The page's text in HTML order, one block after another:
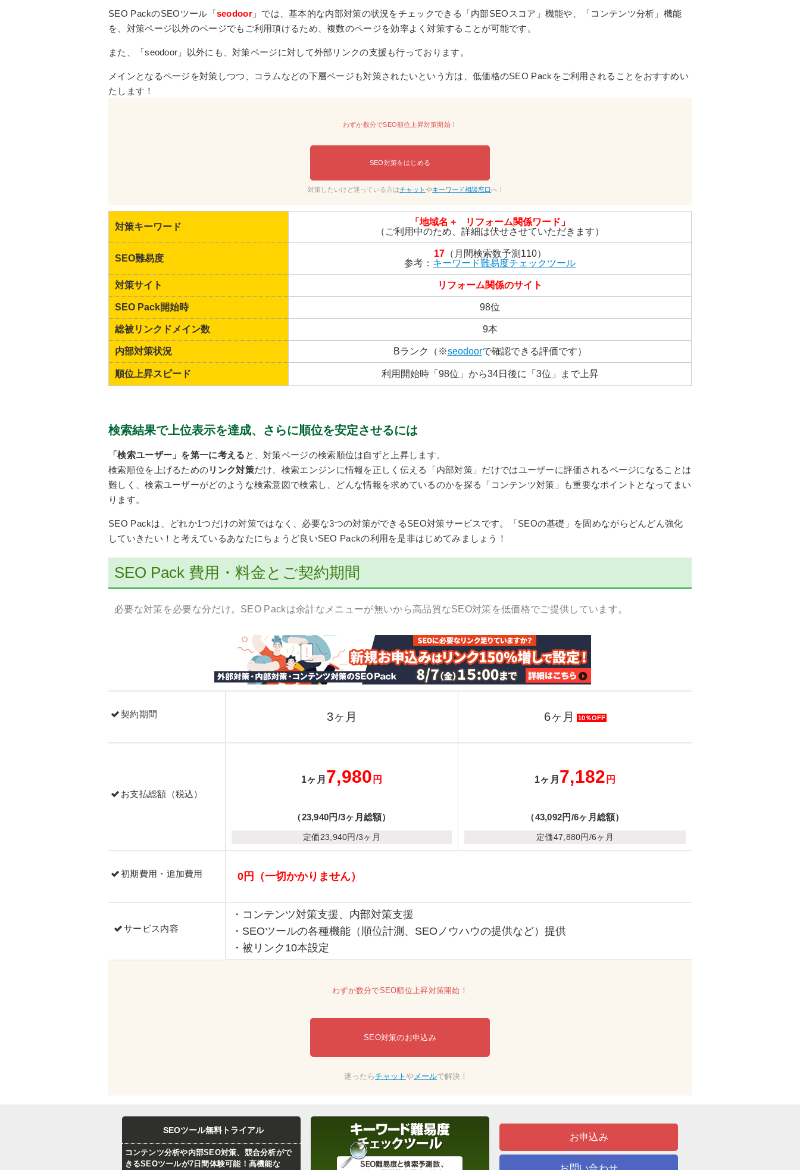
SEO PackのSEOツール「seodoor」では、基本的な内部対策の状況をチェックできる「内部SEOスコア」機能や、「コンテンツ分析」機能
を、対策ページ以外のページでもご利用頂けるため、複数のページを効率よく対策することが可能です。
また、「seodoor」以外にも、対策ページに対して外部リンクの支援も行っております。
メインとなるページを対策しつつ、コラムなどの下層ページも対策されたいという方は、低価格のSEO Packをご利用されることをおすすめい
たします！
わずか数分でSEO順位上昇対策開始！
SEO対策をはじめる
対策したいけど迷っている方はチャットやキーワード相談窓口へ！
対策キーワード
「地域名 + リフォーム関係ワード」
（ご利用中のため、詳細は伏せさせていただきます）
SEO難易度 17（月間検索数予測110）
参考： キーワード難易度チェックツール
対策サイト リフォーム関係のサイト
SEO Pack開始時 98位
総被リンクドメイン数 9本
内部対策状況 Bランク（※seodoorで確認できる評価です）
順位上昇スピード 利用開始時「98位」から34日後に「3位」まで上昇
検索結果で上位表示を達成、さらに順位を安定させるには
「検索ユーザー」を第一に考える と、対策ページの検索順位は自ずと上昇します。
検索順位を上げるためのリンク対策だけ、検索エンジンに情報を正しく伝える「内部対策」だけではユーザーに評価されるページになることは
難しく、検索ユーザーがどのような検索意図で検索し、どんな情報を求めているのかを探る「コンテンツ対策」も重要なポイントとなってまい
ります。
SEO Packは、どれか1つだけの対策ではなく、必要な3つの対策ができるSEO対策サービスです。「SEOの基礎」を固めながらどんどん強化
していきたい！と考えているあなたにちょうど良いSEO Packの利用を是非はじめてみましょう！
SEO Pack 費用・料金とご契約期間
必要な対策を必要な分だけ。SEO Packは余計なメニューが無いから高品質なSEO対策を低価格でご提供しています。
契約期間 3ヶ月 6ヶ月 10％OFF
お支払総額（税込）
1ヶ月 7,980 円
（23,940円/3ヶ月総額）
定価23,940円/3ヶ月
1ヶ月 7,182 円
（43,092円/6ヶ月総額）
定価47,880円/6ヶ月
初期費用・追加費用 0円（一切かかりません）
サービス内容
・コンテンツ対策支援、内部対策支援
・SEOツールの各種機能（順位計測、SEOノウハウの提供など）提供
・被リンク10本設定
わずか数分でSEO順位上昇対策開始！
SEO対策のお申込み
迷ったらチャット やメールで解決！
SEOツール無料トライアル
コンテンツ分析や内部SEO対策、競合分析がで
きるSEOツールが7日間体験可能！高機能な
お申込み
お問い合わせ